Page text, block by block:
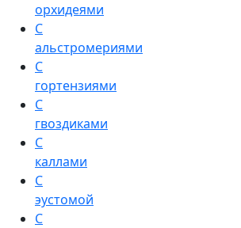
орхидеями
С
альстромериями
С
гортензиями
С
гвоздиками
С
каллами
С
эустомой
С